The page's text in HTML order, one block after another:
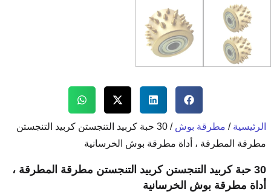
/ 30 حبة كربيد التنجستن كربيد التنجستن
بوش الخرسانية
كربيد التنجستن مطرقة المطرقة ،